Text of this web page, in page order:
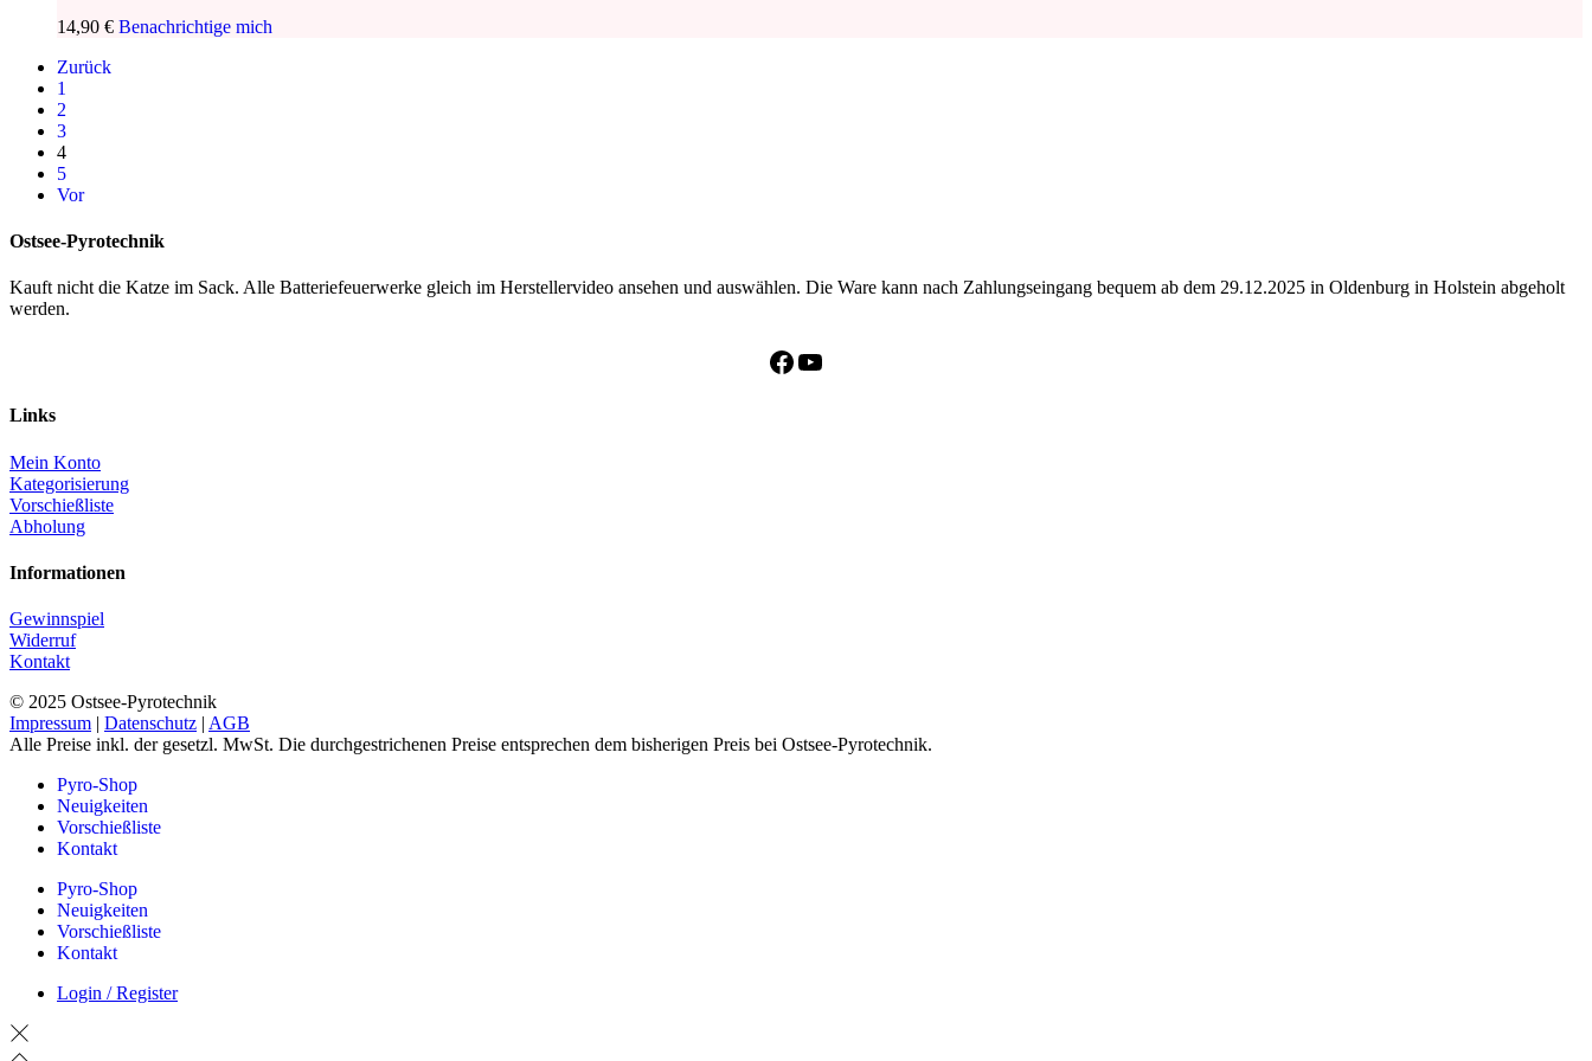
14,90 € Benachrichtige mich
Zurück
1
2
3
4
5
Vor
Ostsee-Pyrotechnik
Kauft nicht die Katze im Sack. Alle Batteriefeuerwerke gleich im Herstellervideo ansehen und auswählen. Die Ware kann nach Zahlungseingang bequem ab dem 29.12.2025 in Oldenburg in Holstein abgeholt
werden.
Facebook
YouTube
Links
Mein Konto
Kategorisierung
Vorschießliste
Abholung
Informationen
Gewinnspiel
Widerruf
Kontakt
© 2025 Ostsee-Pyrotechnik
Impressum | Datenschutz | AGB
Alle Preise inkl. der gesetzl. MwSt. Die durchgestrichenen Preise entsprechen dem bisherigen Preis bei Ostsee-Pyrotechnik.
Pyro-Shop
Neuigkeiten
Vorschießliste
Kontakt
Pyro-Shop
Neuigkeiten
Vorschießliste
Kontakt
Login / Register